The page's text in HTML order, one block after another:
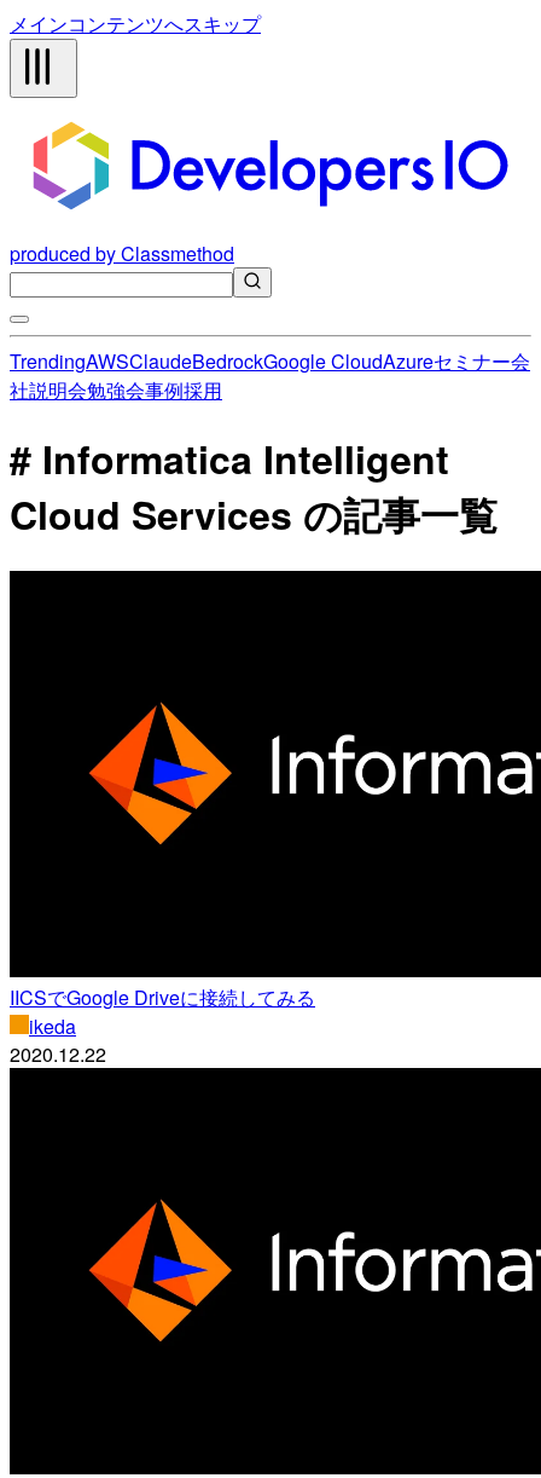
メインコンテンツへスキップ
produced by Classmethod
TrendingAWSClaudeBedrockGoogle CloudAzureセミナー会
社説明会勉強会事例採用
# Informatica Intelligent
Cloud Services の記事一覧
IICSでGoogle Driveに接続してみる
ikeda
2020.12.22